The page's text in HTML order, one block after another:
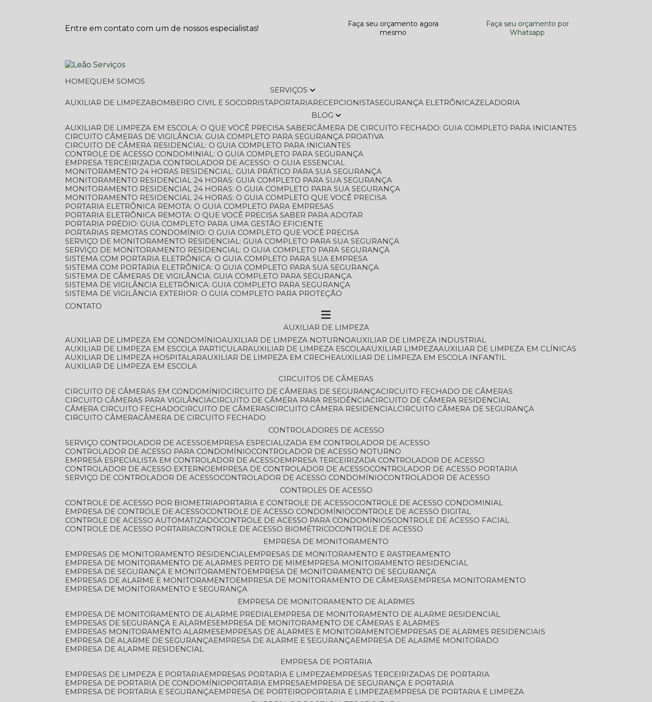
Entre em contato com um de nossos especialistas!
Faça seu orçamento agora
mesmo
Faça seu orçamento por
Whatsapp
HOME
QUEM SOMOS
SERVIÇOS
AUXILIAR DE LIMPEZA
BOMBEIRO CIVIL E SOCORRISTA PORTARIA RECEPCIONISTA SEGURANÇA ELETRÔNICA
ZELADORIA
BLOG
AUXILIAR DE LIMPEZA EM ESCOLA: O QUE VOCÊ PRECISA SABER
CÂMERA DE CIRCUITO FECHADO: GUIA COMPLETO PARA INICIANTES
CIRCUITO CÂMERAS DE VIGILÂNCIA: GUIA COMPLETO PARA SEGURANÇA PROATIVA
CIRCUITO DE CÂMERA RESIDENCIAL: O GUIA COMPLETO PARA INICIANTES
CONTROLE DE ACESSO CONDOMINIAL: O GUIA COMPLETO PARA SEGURANÇA
EMPRESA TERCEIRIZADA CONTROLADOR DE ACESSO: O GUIA ESSENCIAL
MONITORAMENTO 24 HORAS RESIDENCIAL: GUIA PRÁTICO PARA SUA SEGURANÇA
MONITORAMENTO RESIDENCIAL 24 HORAS: GUIA COMPLETO PARA SUA SEGURANÇA
MONITORAMENTO RESIDENCIAL 24 HORAS: O GUIA COMPLETO PARA SUA SEGURANÇA
MONITORAMENTO RESIDENCIAL 24 HORAS: O GUIA COMPLETO QUE VOCÊ PRECISA
PORTARIA ELETRÔNICA REMOTA: O GUIA COMPLETO PARA EMPRESAS
PORTARIA ELETRÔNICA REMOTA: O QUE VOCÊ PRECISA SABER PARA ADOTAR
PORTARIA PRÉDIO: GUIA COMPLETO PARA UMA GESTÃO EFICIENTE
PORTARIAS REMOTAS CONDOMÍNIO: O GUIA COMPLETO QUE VOCÊ PRECISA
SERVIÇO DE MONITORAMENTO RESIDENCIAL: GUIA COMPLETO PARA SUA SEGURANÇA
SERVIÇO DE MONITORAMENTO RESIDENCIAL: O GUIA COMPLETO PARA SEGURANÇA
SISTEMA COM PORTARIA ELETRÔNICA: O GUIA COMPLETO PARA SUA EMPRESA
SISTEMA COM PORTARIA ELETRÔNICA: O GUIA COMPLETO PARA SUA SEGURANÇA
SISTEMA DE CÂMERAS DE VIGILÂNCIA: GUIA COMPLETO PARA SEGURANÇA
SISTEMA DE VIGILÂNCIA ELETRÔNICA: GUIA COMPLETO PARA SEGURANÇA
SISTEMA DE VIGILÂNCIA EXTERIOR: O GUIA COMPLETO PARA PROTEÇÃO
CONTATO
AUXILIAR DE LIMPEZA
AUXILIAR DE LIMPEZA EM CONDOMÍNIO
AUXILIAR DE LIMPEZA NOTURNO
AUXILIAR DE LIMPEZA INDUSTRIAL
AUXILIAR DE LIMPEZA EM ESCOLA PARTICULAR
AUXILIAR DE LIMPEZA ESCOLA AUXILIAR LIMPEZA
AUXILIAR DE LIMPEZA EM CLÍNICAS
AUXILIAR DE LIMPEZA HOSPITALAR
AUXILIAR DE LIMPEZA EM CRECHE
AUXILIAR DE LIMPEZA EM ESCOLA INFANTIL
AUXILIAR DE LIMPEZA EM ESCOLA
CIRCUITOS DE CÂMERAS
CIRCUITO DE CÂMERAS EM CONDOMÍNIO
CIRCUITO DE CÂMERAS DE SEGURANÇA
CIRCUITO FECHADO DE CÂMERAS
CIRCUITO CÂMERAS PARA VIGILÂNCIA
CIRCUITO DE CÂMERA PARA RESIDÊNCIA
CIRCUITO DE CÂMERA RESIDENCIAL
CÂMERA CIRCUITO FECHADO
CIRCUITO DE CÂMERAS CIRCUITO CÂMERA RESIDENCIAL
CIRCUITO CÂMERA DE SEGURANÇA
CIRCUITO CÂMERA
CÂMERA DE CIRCUITO FECHADO
CONTROLADORES DE ACESSO
SERVIÇO CONTROLADOR DE ACESSO
EMPRESA ESPECIALIZADA EM CONTROLADOR DE ACESSO
CONTROLADOR DE ACESSO PARA CONDOMÍNIO
CONTROLADOR DE ACESSO NOTURNO
EMPRESA ESPECIALISTA EM CONTROLADOR DE ACESSO
EMPRESA TERCEIRIZADA CONTROLADOR DE ACESSO
CONTROLADOR DE ACESSO EXTERNO
EMPRESA DE CONTROLADOR DE ACESSO
CONTROLADOR DE ACESSO PORTARIA
SERVIÇO DE CONTROLADOR DE ACESSO
CONTROLADOR DE ACESSO CONDOMÍNIO
CONTROLADOR DE ACESSO
CONTROLES DE ACESSO
CONTROLE DE ACESSO POR BIOMETRIA
PORTARIA E CONTROLE DE ACESSO
CONTROLE DE ACESSO CONDOMINIAL
EMPRESA DE CONTROLE DE ACESSO
CONTROLE DE ACESSO CONDOMÍNIO
CONTROLE DE ACESSO DIGITAL
CONTROLE DE ACESSO AUTOMATIZADO
CONTROLE DE ACESSO PARA CONDOMÍNIOS
CONTROLE DE ACESSO FACIAL
CONTROLE DE ACESSO PORTARIA CONTROLE DE ACESSO BIOMÉTRICO
CONTROLE DE ACESSO
EMPRESA DE MONITORAMENTO
EMPRESAS DE MONITORAMENTO RESIDENCIAL
EMPRESAS DE MONITORAMENTO E RASTREAMENTO
EMPRESA DE MONITORAMENTO DE ALARMES PERTO DE MIM
EMPRESA MONITORAMENTO RESIDENCIAL
EMPRESA DE SEGURANÇA E MONITORAMENTO
EMPRESA DE MONITORAMENTO DE SEGURANÇA
EMPRESAS DE ALARME E MONITORAMENTO
EMPRESA DE MONITORAMENTO DE CÂMERAS
EMPRESA MONITORAMENTO
EMPRESA DE MONITORAMENTO E SEGURANÇA
EMPRESA DE MONITORAMENTO DE ALARMES
EMPRESA DE MONITORAMENTO DE ALARME PREDIAL
EMPRESA DE MONITORAMENTO DE ALARME RESIDENCIAL
EMPRESAS DE SEGURANÇA E ALARMES
EMPRESA DE MONITORAMENTO DE CÂMERAS E ALARMES
EMPRESAS MONITORAMENTO ALARMES
EMPRESAS DE ALARMES E MONITORAMENTO
EMPRESAS DE ALARMES RESIDENCIAIS
EMPRESA DE ALARME DE SEGURANÇA
EMPRESA DE ALARME E SEGURANÇA
EMPRESA DE ALARME MONITORADO
EMPRESA DE ALARME RESIDENCIAL
EMPRESA DE PORTARIA
EMPRESAS DE LIMPEZA E PORTARIA
EMPRESAS PORTARIA E LIMPEZA
EMPRESAS TERCEIRIZADAS DE PORTARIA
EMPRESA DE PORTARIA DE CONDOMÍNIO
PORTARIA EMPRESA
EMPRESA DE SEGURANÇA E PORTARIA
EMPRESA DE PORTARIA E SEGURANÇA
EMPRESA DE PORTEIRO PORTARIA E LIMPEZA
EMPRESA DE PORTARIA E LIMPEZA